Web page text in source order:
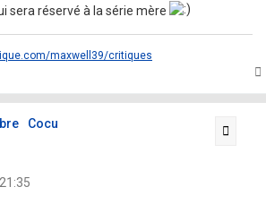
sera réservé à la série mère
maxwell39/critiques
Cocu